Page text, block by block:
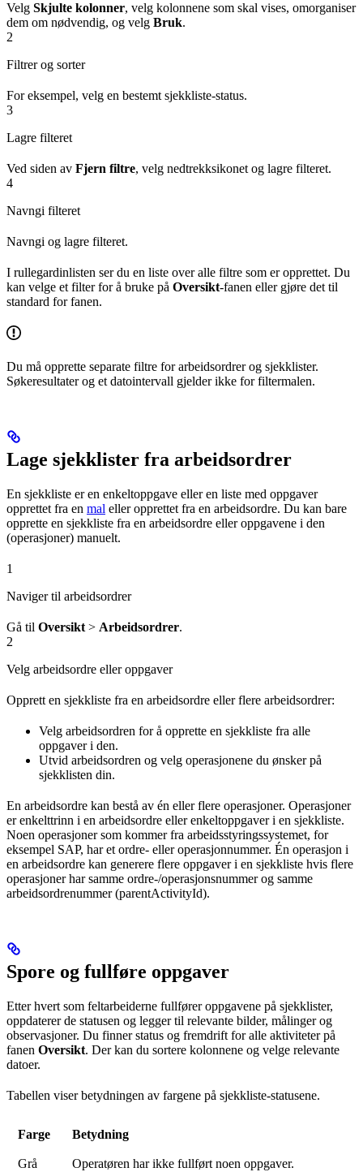
Velg Skjulte kolonner, velg kolonnene som skal vises, omorganiser
dem om nødvendig, og velg Bruk.
2
Filtrer og sorter
For eksempel, velg en bestemt sjekkliste-status.
3
Lagre filteret
Ved siden av Fjern filtre, velg nedtrekksikonet og lagre filteret.
4
Navngi filteret
Navngi og lagre filteret.
I rullegardinlisten ser du en liste over alle filtre som er opprettet. Du
kan velge et filter for å bruke på Oversikt-fanen eller gjøre det til
standard for fanen.
Du må opprette separate filtre for arbeidsordrer og sjekklister.
Søkeresultater og et datointervall gjelder ikke for filtermalen.
Lage sjekklister fra arbeidsordrer
En sjekkliste er en enkeltoppgave eller en liste med oppgaver
opprettet fra en mal eller opprettet fra en arbeidsordre. Du kan bare
opprette en sjekkliste fra en arbeidsordre eller oppgavene i den
(operasjoner) manuelt.
1
Naviger til arbeidsordrer
Gå til Oversikt > Arbeidsordrer.
2
Velg arbeidsordre eller oppgaver
Opprett en sjekkliste fra en arbeidsordre eller flere arbeidsordrer:
Velg arbeidsordren for å opprette en sjekkliste fra alle
oppgaver i den.
Utvid arbeidsordren og velg operasjonene du ønsker på
sjekklisten din.
En arbeidsordre kan bestå av én eller flere operasjoner. Operasjoner
er enkelttrinn i en arbeidsordre eller enkeltoppgaver i en sjekkliste.
Noen operasjoner som kommer fra arbeidsstyringssystemet, for
eksempel SAP, har et ordre- eller operasjonnummer. Én operasjon i
en arbeidsordre kan generere flere oppgaver i en sjekkliste hvis flere
operasjoner har samme ordre-/operasjonsnummer og samme
arbeidsordrenummer (parentActivityId).
Spore og fullføre oppgaver
Etter hvert som feltarbeiderne fullfører oppgavene på sjekklister,
oppdaterer de statusen og legger til relevante bilder, målinger og
observasjoner. Du finner status og fremdrift for alle aktiviteter på
fanen Oversikt. Der kan du sortere kolonnene og velge relevante
datoer.
Tabellen viser betydningen av fargene på sjekkliste-statusene.
Farge Betydning
Grå Operatøren har ikke fullført noen oppgaver.